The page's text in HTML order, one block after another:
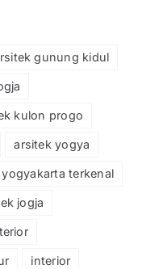
gunung kidul
kulon progo
arsitek yogya
terkenal
jogja
interior